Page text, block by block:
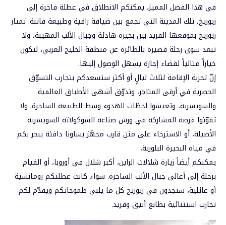
في هذا الفصل المميز، يمكنكم الانطلاق في عطلة فاخرة إلى
زيوريخ، تلك المدينة التي تجمع بين ضيافة راقية وطبيعة فاتنة. تمتاز
زيوريخ بموقعها الفريد بين بحيرة هادئة وجبال الألب المهيبة، ولا
تبعد سوى رحلة قصيرة بالطائرة عن منطقة الخليج العربي، لتكون
خياراً مثالياً لقضاء إجازة يسهل الوصول إليها.
إنّ تجربة الإقامة لثلاث ليالٍ أو أكثر ستسعدكم بتجارب التسوّق
الحصرية في أرقى المتاجر، وتذوّق أشهى الأطباق العالمية
والسويسرية، وتعيشوا لحظات الهدوء وسط الطبيعة الساحرة. ولا
تفوّتوا فرصة المشاركة في ورش صناعة الشوكولاتة السويسرية
الأصيلة، أو الاسترخاء على متن قارب مجهّز بساونا دافئة يبحر بكم
في مياه البحيرة البلورية.
يمكنكم أيضاً زيارة شلالات الراين، أكبر شلال في أوروبا، أو القيام
برحلة إلى أعالي جبال الألب الساحرة. سواء كانت عطلتكم رومانسية
أو عائلية، ستجدون في زيوريخ كل ما يلبي طموحاتكم ويقدّم لكم
تجارب استثنائية بطابع أنيق وفريد.